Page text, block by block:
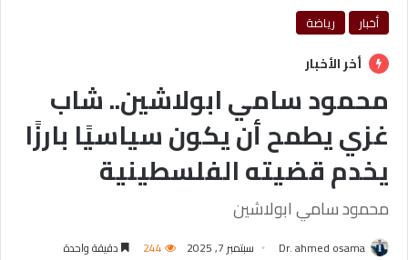
أخبار
رياضة
أخر الأخبار
محمود سامي ابولاشين.. شاب
غزي يطمح أن يكون سياسيًا بارزًا
يخدم قضيته الفلسطينية
محمود سامي ابولاشين
Dr. ahmed osama سبتمبر 7, 2025 244 دقيقة واحدة